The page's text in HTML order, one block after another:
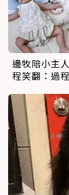
邊牧陪小主
程笑翻：過